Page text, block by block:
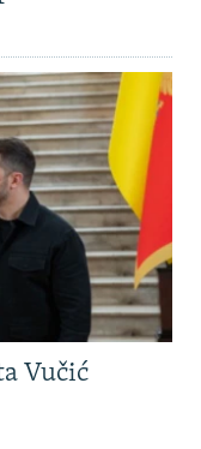
Vučić